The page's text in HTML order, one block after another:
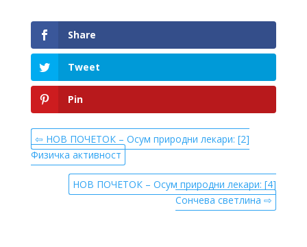
Share
Tweet
Pin
⇦ НОВ ПОЧЕТОК – Осум природни лекари: [2]
Физичка активност
НОВ ПОЧЕТОК – Осум природни лекари: [4]
Сончева светлина ⇨